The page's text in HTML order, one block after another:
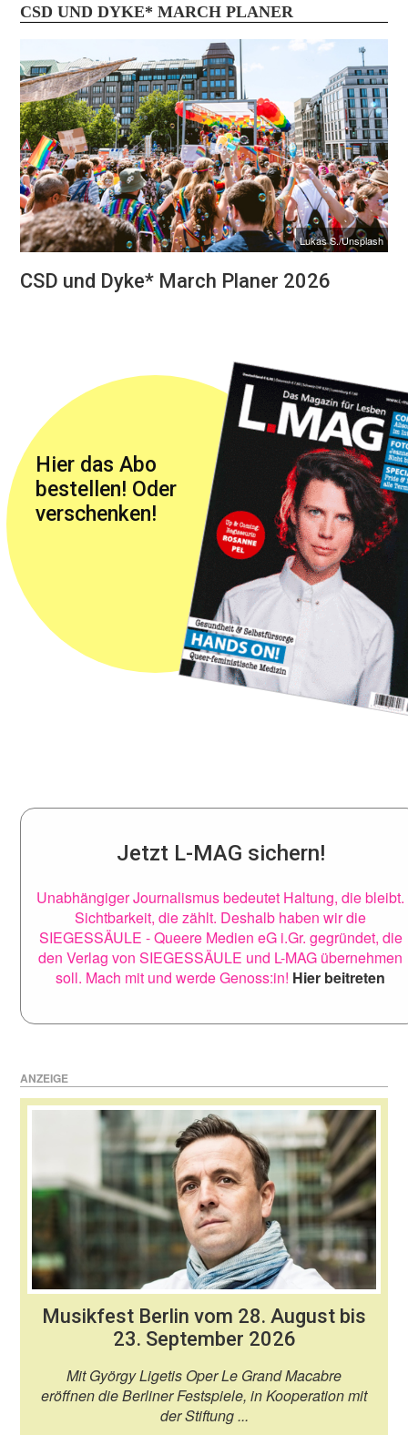
CSD UND DYKE* MARCH PLANER
Lukas S./Unsplash
CSD und Dyke* March Planer 2026
Hier das Abo
bestellen! Oder
verschenken!
Jetzt L-MAG sichern!
Unabhängiger Journalismus bedeutet Haltung, die bleibt.
Sichtbarkeit, die zählt. Deshalb haben wir die
SIEGESSÄULE - Queere Medien eG i.Gr. gegründet, die
den Verlag von SIEGESSÄULE und L-MAG übernehmen
soll. Mach mit und werde Genoss:in! Hier beitreten
ANZEIGE
Musikfest Berlin vom 28. August bis
23. September 2026
Mit György Ligetis Oper Le Grand Macabre
eröffnen die Berliner Festspiele, in Kooperation mit
der Stiftung ...